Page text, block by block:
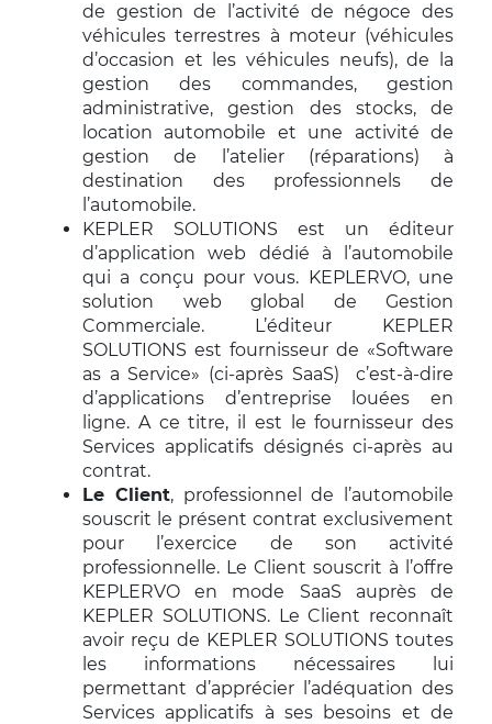
de gestion de l’activité de négoce des
véhicules terrestres à moteur (véhicules
d’occasion et les véhicules neufs), de la
gestion des commandes, gestion
administrative, gestion des stocks, de
location automobile et une activité de
gestion de l’atelier (réparations) à
destination des professionnels de
l’automobile.
KEPLER SOLUTIONS est un éditeur
d’application web dédié à l’automobile
qui a conçu pour vous. KEPLERVO, une
solution web global de Gestion
Commerciale. L’éditeur KEPLER
SOLUTIONS est fournisseur de «Software
as a Service» (ci-après SaaS) c’est-à-dire
d’applications d’entreprise louées en
ligne. A ce titre, il est le fournisseur des
Services applicatifs désignés ci-après au
contrat.
Le Client, professionnel de l’automobile
souscrit le présent contrat exclusivement
pour l’exercice de son activité
professionnelle. Le Client souscrit à l’offre
KEPLERVO en mode SaaS auprès de
KEPLER SOLUTIONS. Le Client reconnaît
avoir reçu de KEPLER SOLUTIONS toutes
les informations nécessaires lui
permettant d’apprécier l’adéquation des
Services applicatifs à ses besoins et de